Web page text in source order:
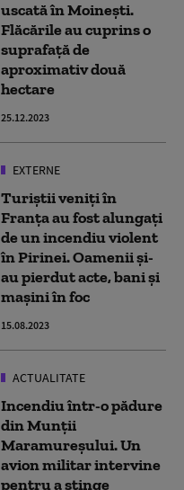
uscată în Moineşti.
Flăcările au cuprins o
suprafaţă de
aproximativ două
hectare
25.12.2023
EXTERNE
Turiștii veniți în
Franța au fost alungați
de un incendiu violent
în Pirinei. Oamenii și-
au pierdut acte, bani și
mașini în foc
15.08.2023
ACTUALITATE
Incendiu într-o pădure
din Munţii
Maramureşului. Un
avion militar intervine
pentru a stinge